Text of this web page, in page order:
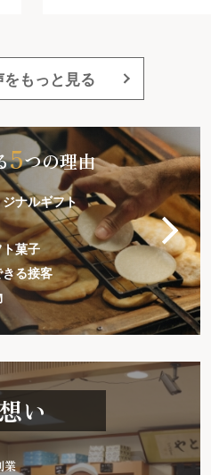
をもっと見る
5つの理由
ナルギフト
菓子
る接客
い
業